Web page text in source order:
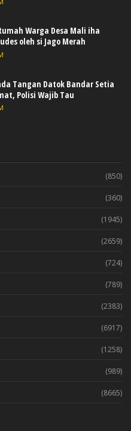
Warga Desa Mali iha
oleh si Jago Merah
Tangan Datok Bandar Setia
Polisi Wajib Tau
(850)
(360)
(1945)
(2659)
(724)
(789)
(2383)
(6917)
(1258)
(989)
(8665)